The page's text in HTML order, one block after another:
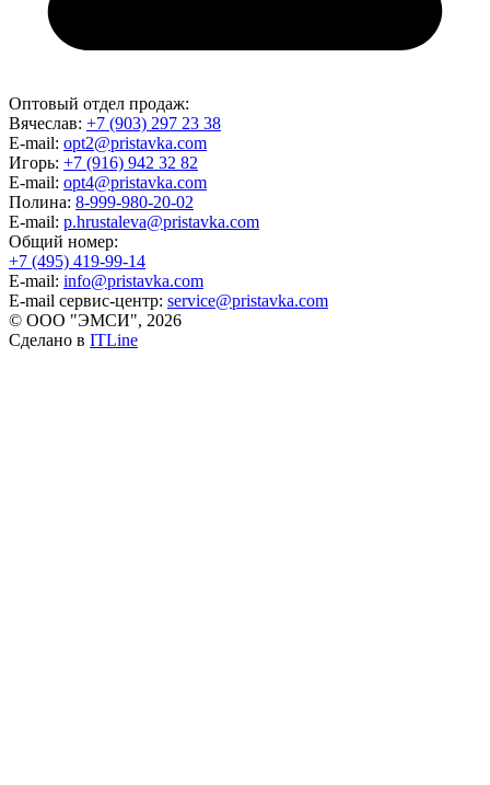
Оптовый отдел продаж:
Вячеслав: +7 (903) 297 23 38
E-mail: opt2@pristavka.com
Игорь: +7 (916) 942 32 82
E-mail: opt4@pristavka.com
Полина: 8-999-980-20-02
E-mail: p.hrustaleva@pristavka.com
Общий номер:
+7 (495) 419-99-14
E-mail: info@pristavka.com
E-mail сервис-центр: service@pristavka.com
© ООО "ЭМСИ", 2026
Сделано в ITLine